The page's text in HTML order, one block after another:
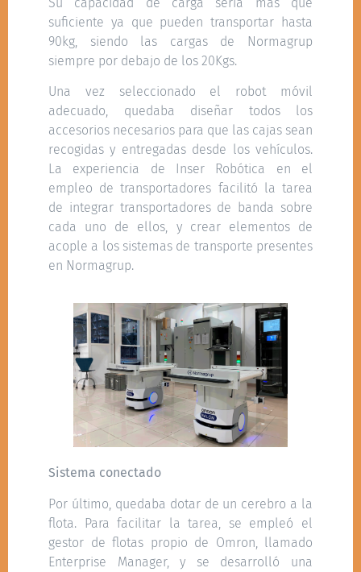
suficiente ya que pueden transportar hasta
90kg, siendo las cargas de Normagrup
siempre por debajo de los 20Kgs.
Una vez seleccionado el robot móvil
adecuado, quedaba diseñar todos los
accesorios necesarios para que las cajas sean
recogidas y entregadas desde los vehículos.
La experiencia de Inser Robótica en el
empleo de transportadores facilitó la tarea
de integrar transportadores de banda sobre
cada uno de ellos, y crear elementos de
acople a los sistemas de transporte presentes
en Normagrup.
Sistema conectado
Por último, quedaba dotar de un cerebro a la
flota. Para facilitar la tarea, se empleó el
gestor de flotas propio de Omron, llamado
Enterprise Manager, y se desarrolló una